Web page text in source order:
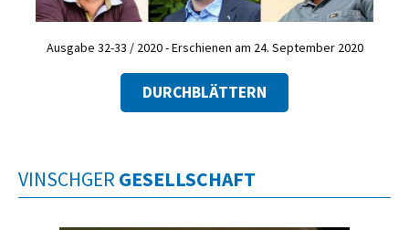
Ausgabe 32-33 / 2020 - Erschienen am 24. September 2020
DURCHBLÄTTERN
VINSCHGER GESELLSCHAFT